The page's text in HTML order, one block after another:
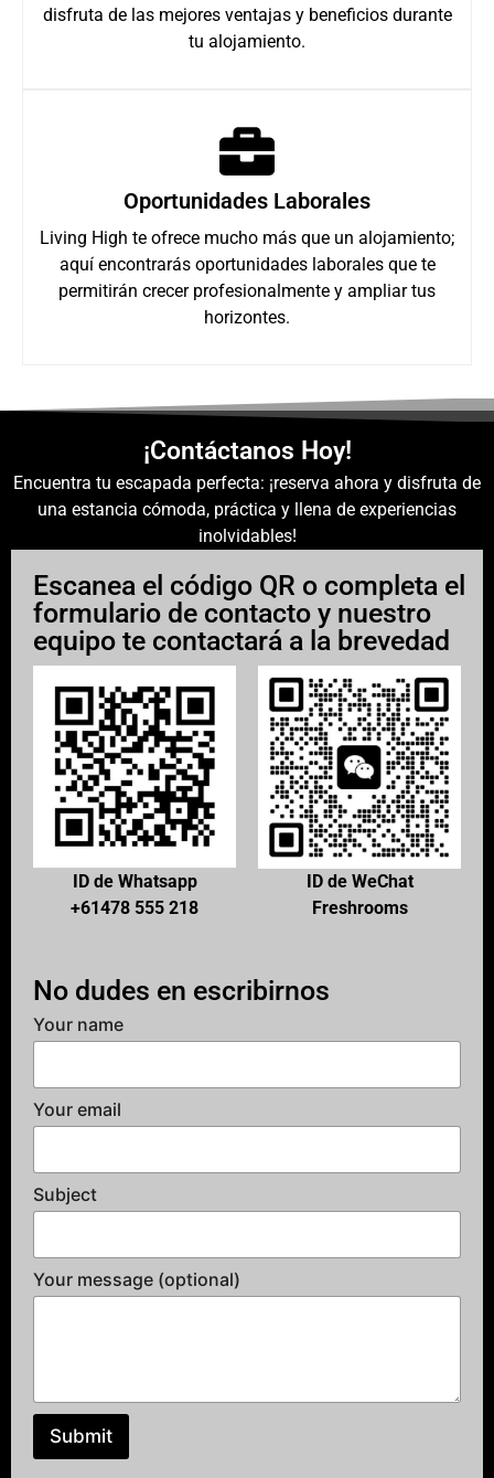
disfruta de las mejores ventajas y beneficios durante
tu alojamiento.
Oportunidades Laborales
Living High te ofrece mucho más que un alojamiento;
aquí encontrarás oportunidades laborales que te
permitirán crecer profesionalmente y ampliar tus
horizontes.
¡Contáctanos Hoy!
Encuentra tu escapada perfecta: ¡reserva ahora y disfruta de
una estancia cómoda, práctica y llena de experiencias
inolvidables!
Escanea el código QR o completa el
formulario de contacto y nuestro
equipo te contactará a la brevedad
ID de Whatsapp
+61478 555 218
ID de WeChat
Freshrooms
No dudes en escribirnos
Your name
Your email
Subject
Your message (optional)
Submit